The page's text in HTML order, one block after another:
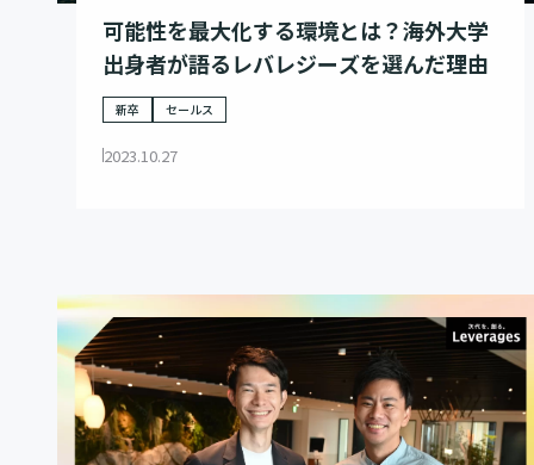
可能性を最大化する環境とは？海外大学
出身者が語るレバレジーズを選んだ理由
新卒 セールス
2023.10.27